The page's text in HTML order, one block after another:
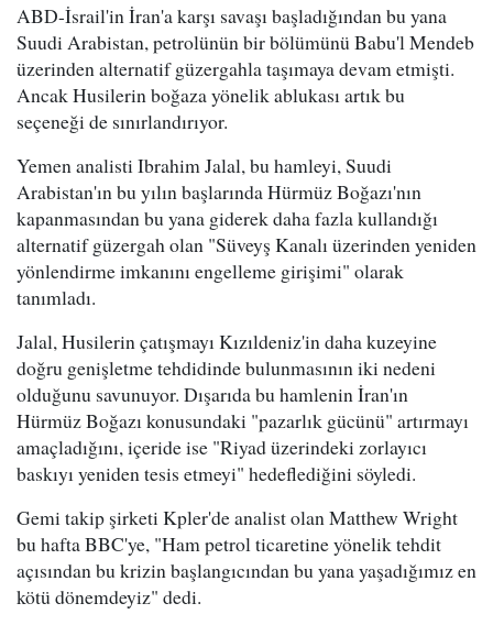
ABD-İsrail'in İran'a karşı savaşı başladığından bu yana
Suudi Arabistan, petrolünün bir bölümünü Babu'l Mendeb
üzerinden alternatif güzergahla taşımaya devam etmişti.
Ancak Husilerin boğaza yönelik ablukası artık bu
seçeneği de sınırlandırıyor.
Yemen analisti Ibrahim Jalal, bu hamleyi, Suudi
Arabistan'ın bu yılın başlarında Hürmüz Boğazı'nın
kapanmasından bu yana giderek daha fazla kullandığı
alternatif güzergah olan "Süveyş Kanalı üzerinden yeniden
yönlendirme imkanını engelleme girişimi" olarak
tanımladı.
Jalal, Husilerin çatışmayı Kızıldeniz'in daha kuzeyine
doğru genişletme tehdidinde bulunmasının iki nedeni
olduğunu savunuyor. Dışarıda bu hamlenin İran'ın
Hürmüz Boğazı konusundaki "pazarlık gücünü" artırmayı
amaçladığını, içeride ise "Riyad üzerindeki zorlayıcı
baskıyı yeniden tesis etmeyi" hedeflediğini söyledi.
Gemi takip şirketi Kpler'de analist olan Matthew Wright
bu hafta BBC'ye, "Ham petrol ticaretine yönelik tehdit
açısından bu krizin başlangıcından bu yana yaşadığımız en
kötü dönemdeyiz" dedi.